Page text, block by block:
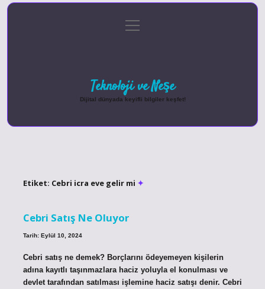
Gizlilik Politikası
menüyü
aç
Teknoloji ve Neşe
Dijital dünyada keyifli bilgiler keşfet!
Etiket: Cebri icra eve gelir mi
Cebri Satış Ne Oluyor
Tarih: Eylül 10, 2024
Cebri satış ne demek? Borçlarını ödeyemeyen kişilerin
adına kayıtlı taşınmazlara haciz yoluyla el konulması ve
devlet tarafından satılması işlemine haciz satışı denir. Cebri